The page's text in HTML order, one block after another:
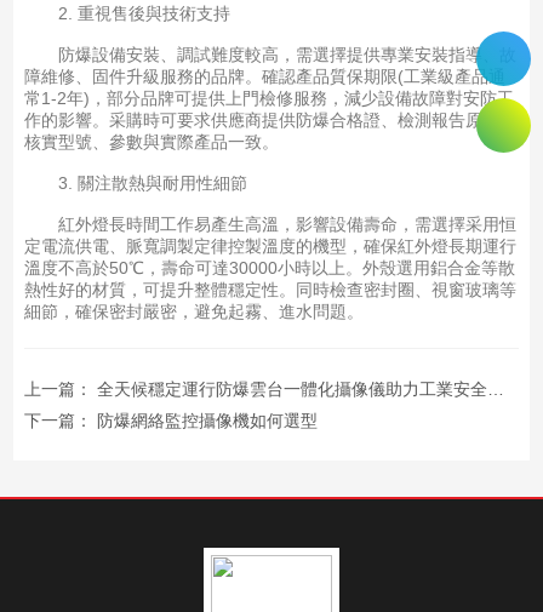
2. 重視售後與技術支持
防爆設備安裝、調試難度較高，需選擇提供專業安裝指導、故
障維修、固件升級服務的品牌。確認產品質保期限(工業級產品通
常1-2年)，部分品牌可提供上門檢修服務，減少設備故障對安防工
作的影響。采購時可要求供應商提供防爆合格證、檢測報告原件，
核實型號、參數與實際產品一致。
3. 關注散熱與耐用性細節
紅外燈長時間工作易產生高溫，影響設備壽命，需選擇采用恒
定電流供電、脈寬調製定律控製溫度的機型，確保紅外燈長期運行
溫度不高於50℃，壽命可達30000小時以上。外殼選用鋁合金等散
熱性好的材質，可提升整體穩定性。同時檢查密封圈、視窗玻璃等
細節，確保密封嚴密，避免起霧、進水問題。
上一篇： 全天候穩定運行防爆雲台一體化攝像儀助力工業安全管理提效
下一篇：
防爆網絡監控攝像機如何選型